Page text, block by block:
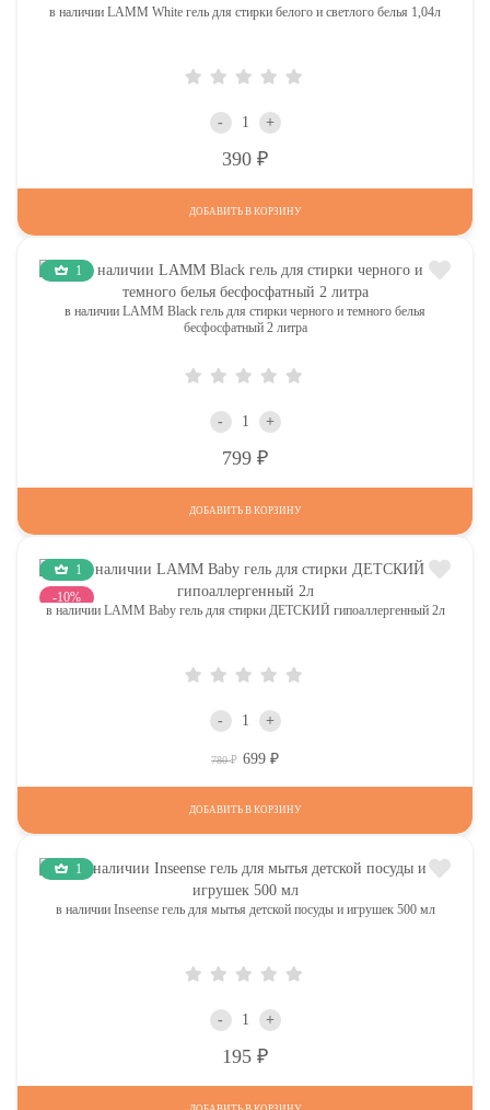
в наличии LAMM White гель для стирки белого и светлого белья 1,04л
- +
390
ДОБАВИТЬ В КОРЗИНУ
1
в наличии LAMM Black гель для стирки черного и темного белья
бесфосфатный 2 литра
- +
799
ДОБАВИТЬ В КОРЗИНУ
1
-10%
в наличии LAMM Baby гель для стирки ДЕТСКИЙ гипоаллергенный 2л
- +
780Р 699 Р
ДОБАВИТЬ В КОРЗИНУ
1
в наличии Inseense гель для мытья детской посуды и игрушек 500 мл
- +
195